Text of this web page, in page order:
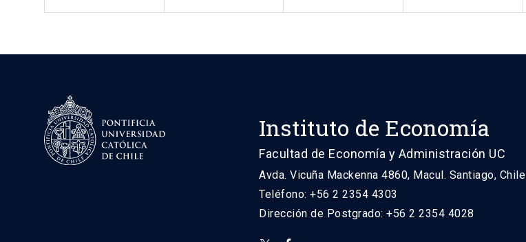
Instituto de Economía
Facultad de Economía y Administración UC
Avda. Vicuña Mackenna 4860, Macul. Santiago, Chile
Teléfono: +56 2 2354 4303
Dirección de Postgrado: +56 2 2354 4028